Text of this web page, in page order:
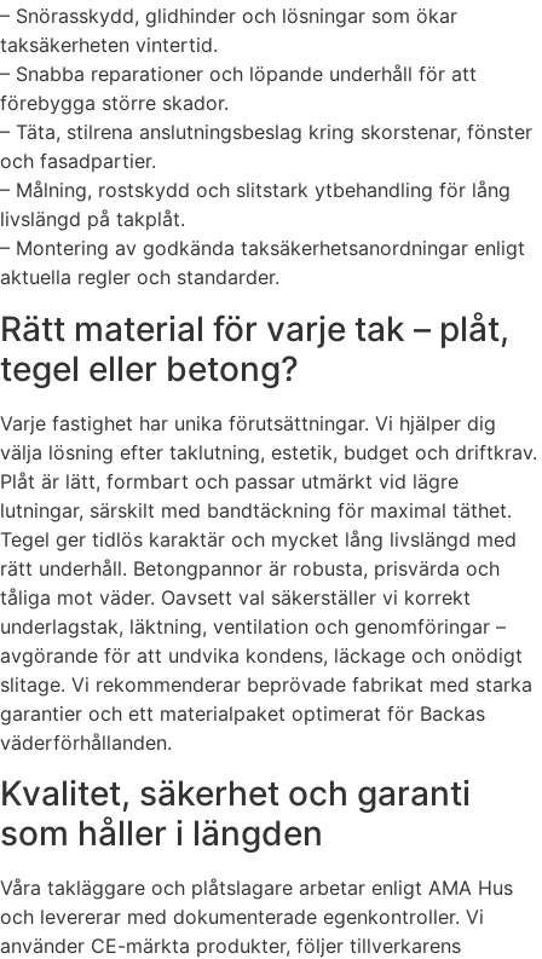
– Snörasskydd, glidhinder och lösningar som ökar
taksäkerheten vintertid.
– Snabba reparationer och löpande underhåll för att
förebygga större skador.
– Täta, stilrena anslutningsbeslag kring skorstenar, fönster
och fasadpartier.
– Målning, rostskydd och slitstark ytbehandling för lång
livslängd på takplåt.
– Montering av godkända taksäkerhetsanordningar enligt
aktuella regler och standarder.
Rätt material för varje tak – plåt,
tegel eller betong?
Varje fastighet har unika förutsättningar. Vi hjälper dig
välja lösning efter taklutning, estetik, budget och driftkrav.
Plåt är lätt, formbart och passar utmärkt vid lägre
lutningar, särskilt med bandtäckning för maximal täthet.
Tegel ger tidlös karaktär och mycket lång livslängd med
rätt underhåll. Betongpannor är robusta, prisvärda och
tåliga mot väder. Oavsett val säkerställer vi korrekt
underlagstak, läktning, ventilation och genomföringar –
avgörande för att undvika kondens, läckage och onödigt
slitage. Vi rekommenderar beprövade fabrikat med starka
garantier och ett materialpaket optimerat för Backas
väderförhållanden.
Kvalitet, säkerhet och garanti
som håller i längden
Våra takläggare och plåtslagare arbetar enligt AMA Hus
och levererar med dokumenterade egenkontroller. Vi
använder CE-märkta produkter, följer tillverkarens